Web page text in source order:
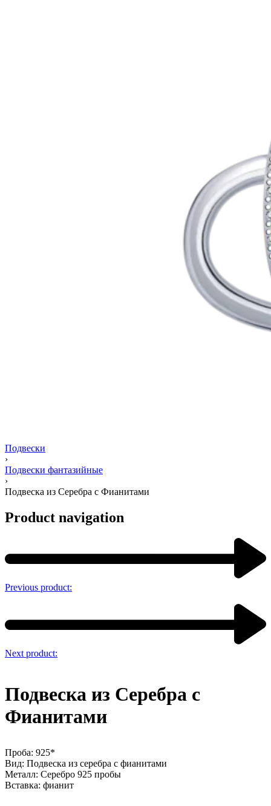
Подвески
›
Подвески фантазийные
›
Подвеска из Серебра с Фианитами
Product navigation
Previous product:
Next product:
Подвеска из Серебра с
Фианитами
Проба: 925*
Вид: Подвеска из серебра с фианитами
Металл: Серебро 925 пробы
Вставка: фианит